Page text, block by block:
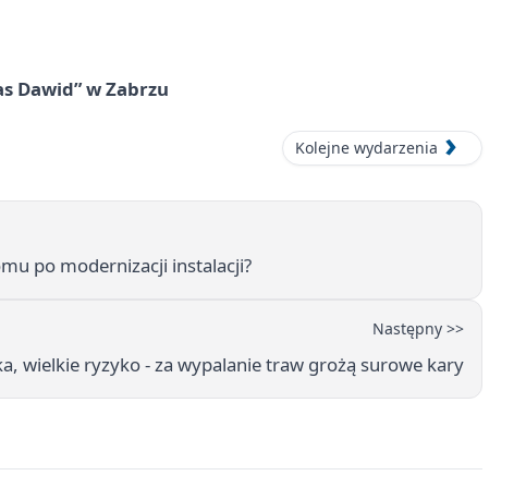
Dawid” w Zabrzu
Kolejne wydarzenia
po modernizacji instalacji?
Następny >>
wielkie ryzyko - za wypalanie traw grożą surowe kary